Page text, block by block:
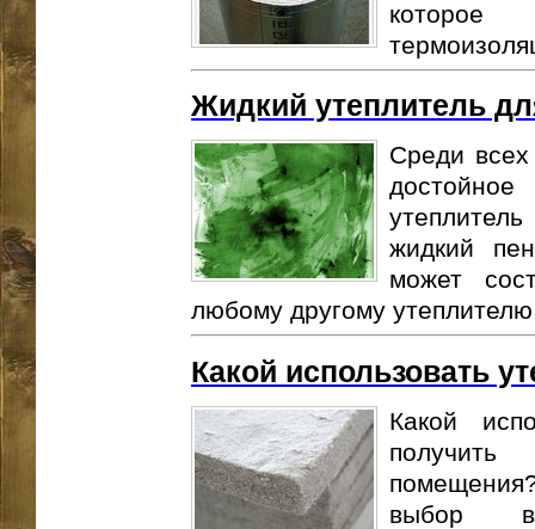
Жидкий утеплитель
Среди
жидкий
может
любому другому
Какой использовать
Какой
получить
выбор